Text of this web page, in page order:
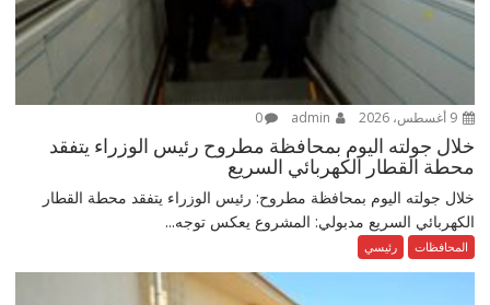
9 أغسطس، 2026 0
خلال جولته اليوم بمحافظة مطروح رئيس الوزراء يتفقد
محطة القطار الكهربائي السريع
خلال جولته اليوم بمحافظة مطروح: رئيس الوزراء يتفقد محطة القطار
الكهربائي السريع مدبولي: المشروع يعكس توجه...
المحافظات رئيسي